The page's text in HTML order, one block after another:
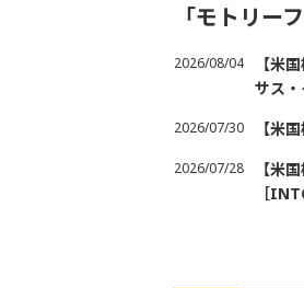
「モトリー
2026/08/04
【米
サス・
2026/07/30 【米
2026/07/28
【米
［